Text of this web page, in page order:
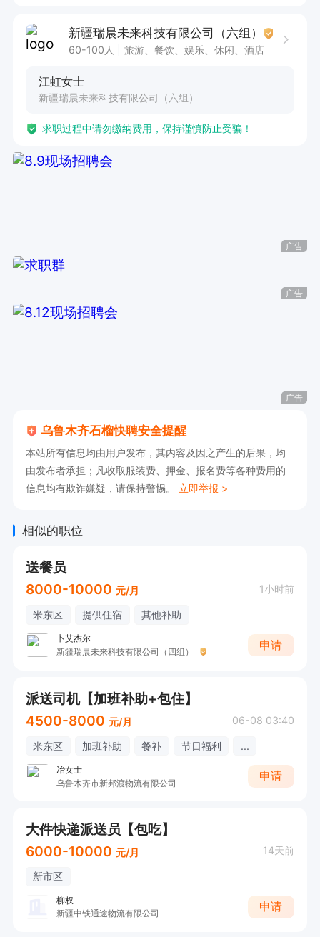
水平。
任职要求
1. 具备合法有效身份证件，能独立完成配送任务。
2. 熟悉电动车驾驶，具备基本导航操作能力，能
快速适应配送路线。
5. 能够遵守公司规章制度，保持良好职业操守。
6. 有团队协作精神，愿意在工作中不断学习与成
长。
新疆瑞晨未来科技有限公司（六组）
60-100人 旅游、餐饮、娱乐、休闲、酒店
江虹女士
新疆瑞晨未来科技有限公司（六组）
求职过程中请勿缴纳费用，保持谨慎防止受骗！
广告
广告
广告
乌鲁木齐石榴快聘安全提醒
本站所有信息均由用户发布，其内容及因之产生的后果，均
由发布者承担；凡收取服装费、押金、报名费等各种费用的
信息均有欺诈嫌疑，请保持警惕。 立即举报 >
相似的职位
送餐员
8000-10000 元/月 1小时前
米东区 提供住宿 其他补助
卜艾杰尔
新疆瑞晨未来科技有限公司（四组）
申请
派送司机【加班补助+包住】
4500-8000 元/月 06-08 03:40
米东区 加班补助 餐补 节日福利 ...
冶女士
乌鲁木齐市新邦渡物流有限公司
申请
大件快递派送员【包吃】
6000-10000 元/月 14天前
新市区
柳权
新疆中铁通途物流有限公司
申请